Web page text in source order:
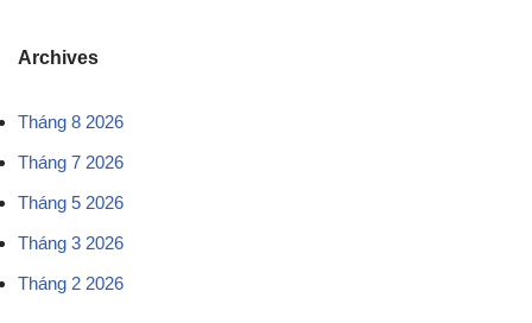
Archives
Tháng 8 2026
Tháng 7 2026
Tháng 5 2026
Tháng 3 2026
Tháng 2 2026